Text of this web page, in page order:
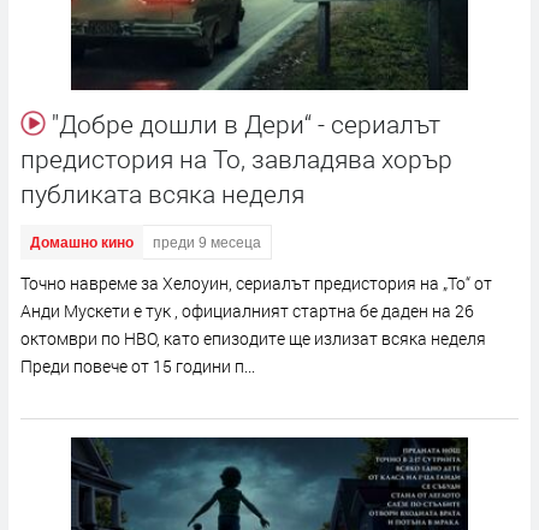
"Добре дошли в Дери“ - сериалът
предистория на То, завладява хорър
публиката всяка неделя
Домашно кино преди 9 месеца
Точно навреме за Хелоуин, сериалът предистория на „То“ от
Анди Мускети е тук , официалният стартна бе даден на 26
октомври по HBO, като епизодите ще излизат всяка неделя
Преди повече от 15 години п...